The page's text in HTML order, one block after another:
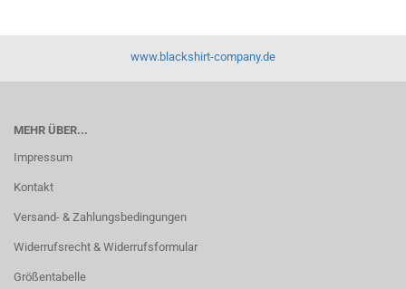
www.blackshirt-company.de
MEHR ÜBER...
Impressum
Kontakt
Versand- & Zahlungsbedingungen
Widerrufsrecht & Widerrufsformular
Größentabelle